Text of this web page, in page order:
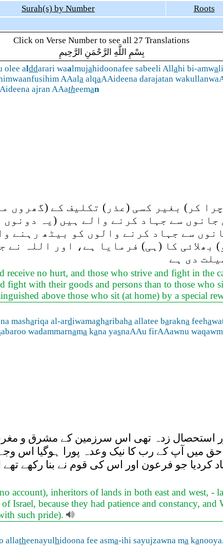
Surah(s) by Number Roots
Click on Verse Number to see all 27 Translations
بِسْمِ اللَّهِ الرَّحْمَنِ الرَّحِيمِ
olee alddarari waalmujahidoonafee sabeeli Allahi bi-amwa
AAala alqaAAideena darajatan
ajran AAatheeman
کر) بغیر کسی (عذر) تکلیف کے (گھروں
سے جہاد کرنے والے ہیں (یہ
سے جہاد کرنے والوں کو بیٹھ رہنے
بھلائی کا (ہی) فرمایا ہے، اور اللہ
دی ہے
receive no hurt, and those who strive and fight in the
fight with their goods and persons than to those
above those who sit (at home) by a special
mashariqa al-ardiwamagharibaha allatee barakna feeha
abaroo wadammarnama kana yasnaAAu firAAawnu
استحصال زدہ تھی اس سرزمین کے مشرق و
حق میں آپ کے رب کا نیک وعدہ پورا ہوگیا اس
کردیا جو فرعون اور اس کی قوم نے بنا رکھے
account), inheritors of lands in both east and west, -
because they had patience and constancy,
such pride).
allatheenayulhidoona fee asma-ihi sayujzawna ma ka